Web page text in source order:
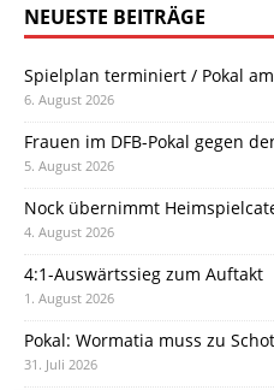
NEUESTE BEITRÄGE
Spielplan terminiert / Pokal
6. August 2026
Frauen im DFB-Pokal gegen
5. August 2026
Nock übernimmt
4. August 2026
4:1-Auswärtssieg zum Auftakt
1. August 2026
Pokal: Wormatia muss zu
31. Juli 2026